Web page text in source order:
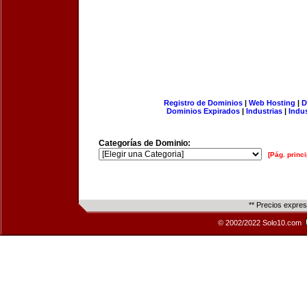
Registro de Dominios| Web Hosting |
Dominios Expirados | Industrias |
Categorías de Dominio:
[Pág.
** Precios
© 2002/2022 Solo10.com